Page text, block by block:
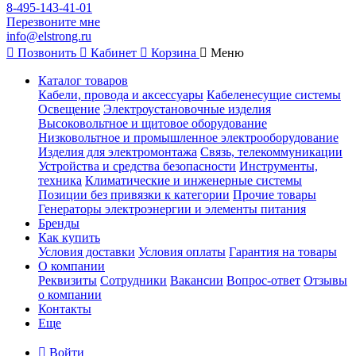
8-495-143-41-01
Перезвоните мне
info@elstrong.ru
Позвонить
Кабинет Корзина Меню
Каталог товаров
Кабели, провода и аксессуары Кабеленесущие системы
Освещение Электроустановочные изделия
Высоковольтное и щитовое оборудование
Низковольтное и промышленное электрооборудование
Изделия для электромонтажа Связь, телекоммуникации
Устройства и средства безопасности Инструменты,
техника Климатические и инженерные системы
Позиции без привязки к категории Прочие товары
Генераторы электроэнергии и элементы питания
Бренды
Как купить
Условия доставки Условия оплаты Гарантия на товары
О компании
Реквизиты Сотрудники Вакансии Вопрос-ответ Отзывы
о компании
Контакты
Еще
Войти